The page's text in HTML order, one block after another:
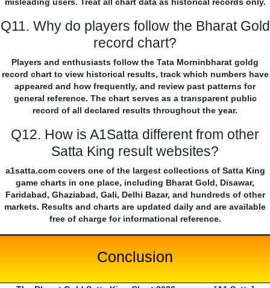
misleading users. Treat all chart data as historical records only.
Q11. Why do players follow the Bharat Gold
record chart?
Players and enthusiasts follow the Tata Morninbharat goldg
record chart to view historical results, track which numbers have
appeared and how frequently, and review past patterns for
general reference. The chart serves as a transparent public
record of all declared results throughout the year.
Q12. How is A1Satta different from other
Satta King result websites?
a1satta.com covers one of the largest collections of Satta King
game charts in one place, including Bharat Gold, Disawar,
Faridabad, Ghaziabad, Gali, Delhi Bazar, and hundreds of other
markets. Results and charts are updated daily and are available
free of charge for informational reference.
Conclusion